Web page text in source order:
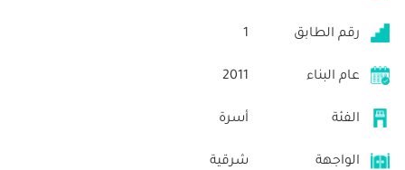
رقم الطابق 1
عام البناء 2011
الفئة أسرة
الواجهة شرقية